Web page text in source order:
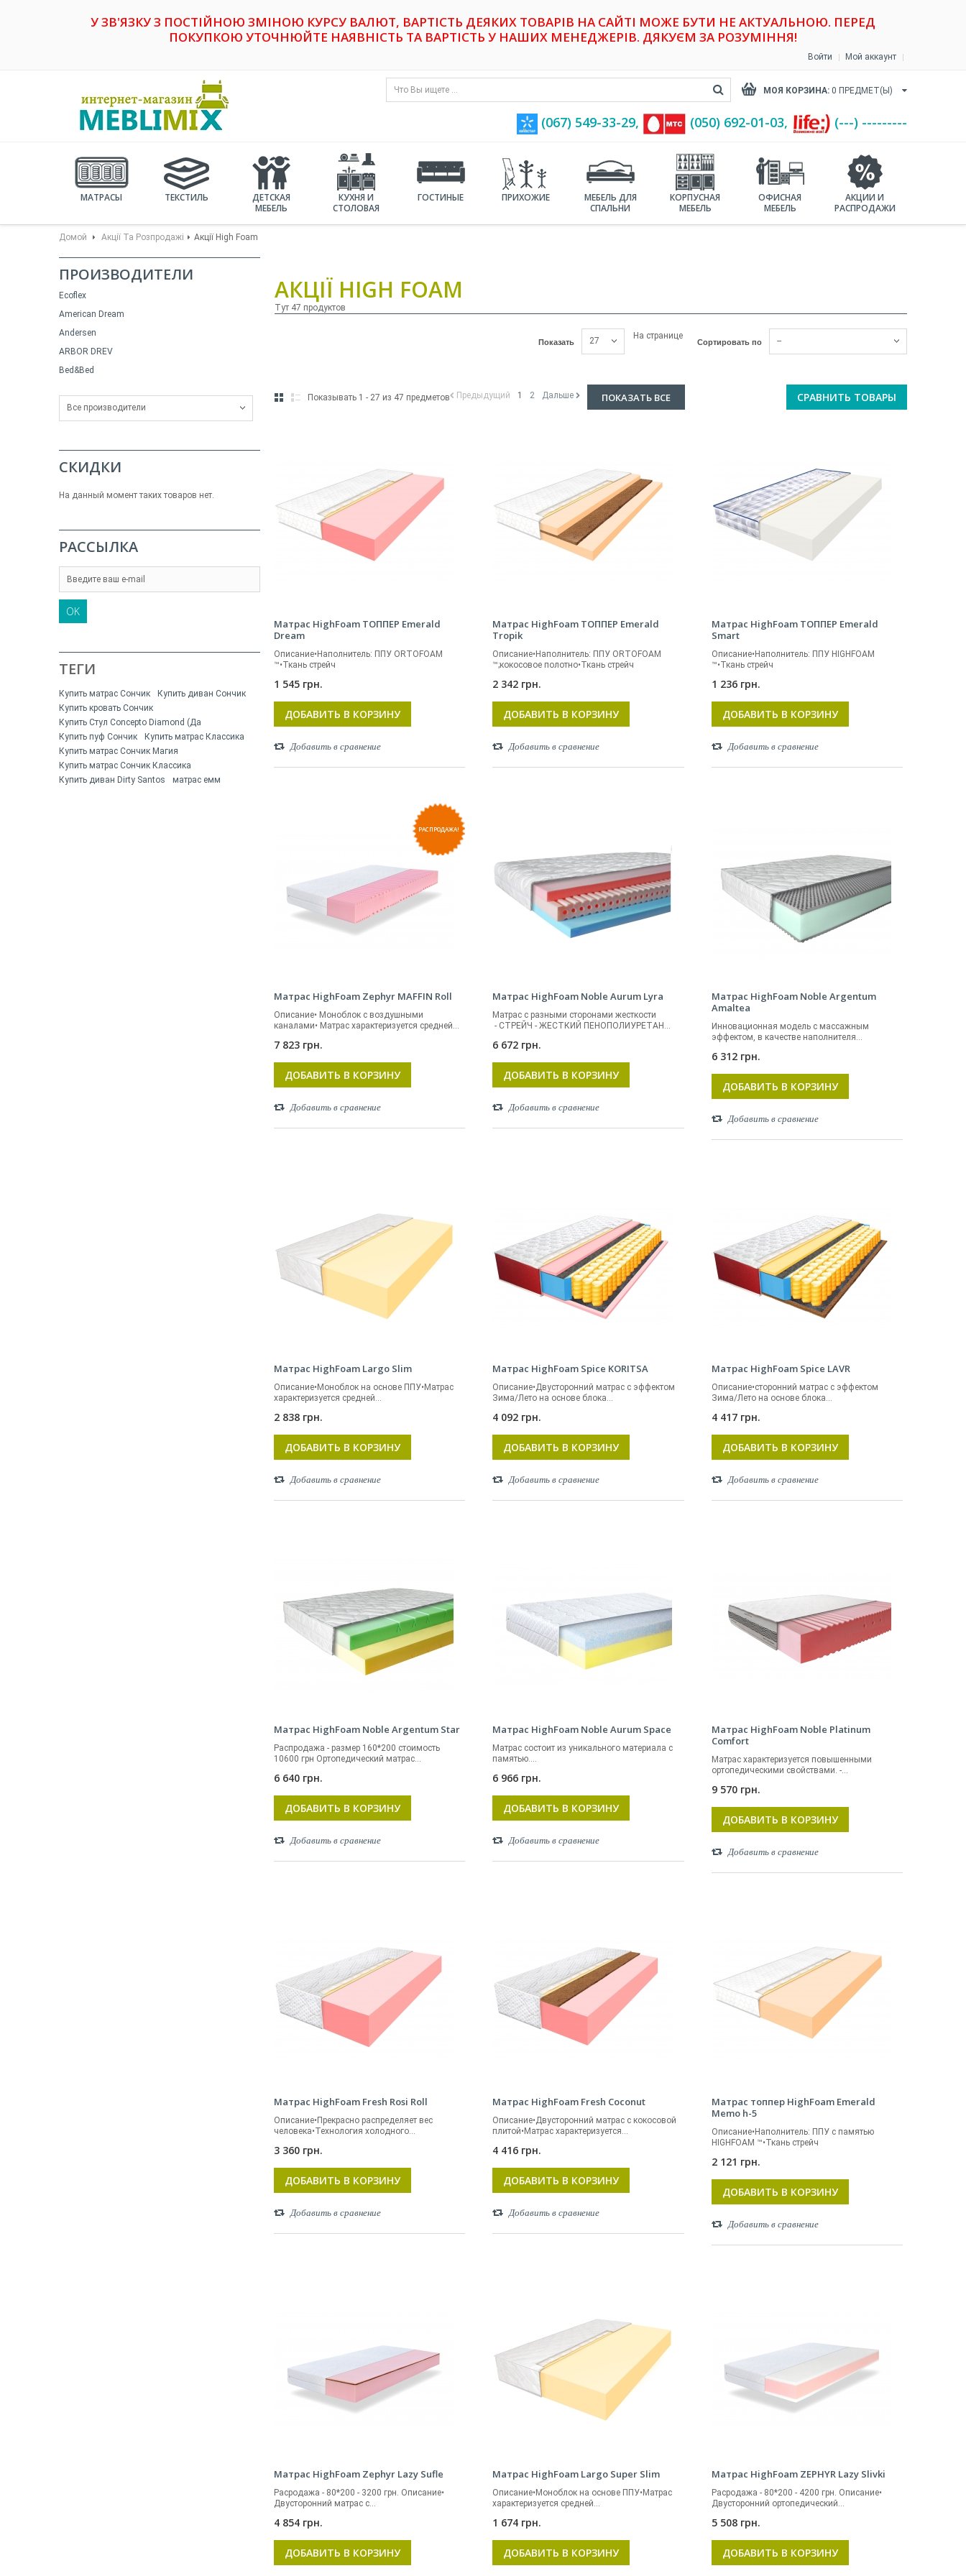
У ЗВ'ЯЗКУ З ПОСТІЙНОЮ ЗМІНОЮ КУРСУ ВАЛЮТ, ВАРТІСТЬ ДЕЯКИХ ТОВАРІВ НА САЙТІ МОЖЕ БУТИ НЕ АКТУАЛЬНОЮ. ПЕРЕД
ПОКУПКОЮ УТОЧНЮЙТЕ НАЯВНІСТЬ ТА ВАРТІСТЬ У НАШИХ МЕНЕДЖЕРІВ. ДЯКУЄМ ЗА РОЗУМІННЯ!
Войти Мой аккаунт
МОЯ КОРЗИНА: 0 ПРЕДМЕТ(Ы)
(067) 549-33-29, (‎050) 692-01-03, (---) ---------
МАТРАСЫ ТЕКСТИЛЬ
ДЕТСКАЯ
МЕБЕЛЬ
КУХНЯ И
СТОЛОВАЯ
ГОСТИНЫЕ ПРИХОЖИЕ
МЕБЕЛЬ ДЛЯ
СПАЛЬНИ
КОРПУСНАЯ
МЕБЕЛЬ
ОФИСНАЯ
МЕБЕЛЬ
АКЦИИ И
РАСПРОДАЖИ
Домой Акції Та Розпродажі Акції High Foam
ПРОИЗВОДИТЕЛИ
Ecoflex
American Dream
Andersen
ARBOR DREV
Bed&Bed
Все производители
СКИДКИ
На данный момент таких товаров нет.
РАССЫЛКА
OK
ТЕГИ
Купить матрас Сончик
Купить диван Сончик
Купить кровать Сончик
Купить Стул Concepto Diamond (Да
Купить пуф Сончик
Купить матрас Классика
Купить матрас Сончик Магия
Купить матрас Сончик Классика
Купить диван Dirty Santos
матрас емм
АКЦІЇ HIGH FOAM
Тут 47 продуктов
Сортировать по --
Показать 27 На странице
СРАВНИТЬ ТОВАРЫ
ПОКАЗАТЬ ВСЕ
Предыдущий 1 2 Дальше
Показывать 1 - 27 из 47 предметов
Матрас HighFoam ТОППЕР Emerald
Dream
Описание•Наполнитель: ППУ ORTOFOAM
™•Ткань стрейч
1 545 грн.
ДОБАВИТЬ В КОРЗИНУ
Добавить в сравнение
Матрас HighFoam ТОППЕР Emerald
Tropik
Описание•Наполнитель: ППУ ORTOFOAM
™;кокосовое полотно•Ткань стрейч
2 342 грн.
ДОБАВИТЬ В КОРЗИНУ
Добавить в сравнение
Матрас HighFoam ТОППЕР Emerald
Smart
Описание•Наполнитель: ППУ HIGHFOAM
™•Ткань стрейч
1 236 грн.
ДОБАВИТЬ В КОРЗИНУ
Добавить в сравнение
РАСПРОДАЖА!
Матрас HighFoam Zephyr MAFFIN Roll
Описание• Моноблок с воздушными
каналами• Матрас характеризуется средней...
7 823 грн.
ДОБАВИТЬ В КОРЗИНУ
Добавить в сравнение
Матрас HighFoam Noble Aurum Lyra
Матрас с разными сторонами жесткости
- СТРЕЙЧ - ЖЕСТКИЙ ПЕНОПОЛИУРЕТАН...
6 672 грн.
ДОБАВИТЬ В КОРЗИНУ
Добавить в сравнение
Матрас HighFoam Noble Argentum
Amaltea
Инновационная модель с массажным
эффектом, в качестве наполнителя...
6 312 грн.
ДОБАВИТЬ В КОРЗИНУ
Добавить в сравнение
Матрас HighFoam Largo Slim
Описание•Моноблок на основе ППУ•Матрас
характеризуется средней...
2 838 грн.
ДОБАВИТЬ В КОРЗИНУ
Добавить в сравнение
Матрас HighFoam Spice KORITSA
Описание•Двусторонний матрас с эффектом
Зима/Лето на основе блока...
4 092 грн.
ДОБАВИТЬ В КОРЗИНУ
Добавить в сравнение
Матрас HighFoam Spice LAVR
Описание•сторонний матрас с эффектом
Зима/Лето на основе блока...
4 417 грн.
ДОБАВИТЬ В КОРЗИНУ
Добавить в сравнение
Матрас HighFoam Noble Argentum Star
Распродажа - размер 160*200 стоимость
10600 грн Ортопедический матрас...
6 640 грн.
ДОБАВИТЬ В КОРЗИНУ
Добавить в сравнение
Матрас HighFoam Noble Aurum Space
Матрас состоит из уникального материала с
памятью....
6 966 грн.
ДОБАВИТЬ В КОРЗИНУ
Добавить в сравнение
Матрас HighFoam Noble Platinum
Comfort
Матрас характеризуется повышенными
ортопедическими свойствами. -...
9 570 грн.
ДОБАВИТЬ В КОРЗИНУ
Добавить в сравнение
Матрас HighFoam Fresh Rosi Roll
Описание•Прекрасно распределяет вес
человека•Технология холодного...
3 360 грн.
ДОБАВИТЬ В КОРЗИНУ
Добавить в сравнение
Матрас HighFoam Fresh Coconut
Описание•Двусторонний матрас c кокосовой
плитой•Матрас характеризуется...
4 416 грн.
ДОБАВИТЬ В КОРЗИНУ
Добавить в сравнение
Матрас топпер HighFoam Emerald
Memo h-5
Описание•Наполнитель: ППУ с памятью
HIGHFOAM ™•Ткань стрейч
2 121 грн.
ДОБАВИТЬ В КОРЗИНУ
Добавить в сравнение
Матрас HighFoam Zephyr Lazy Sufle
Расродажа - 80*200 - 3200 грн. Описание•
Двусторонний матрас с...
4 854 грн.
ДОБАВИТЬ В КОРЗИНУ
Матрас HighFoam Largo Super Slim
Описание•Моноблок на основе ППУ•Матрас
характеризуется средней...
1 674 грн.
ДОБАВИТЬ В КОРЗИНУ
Матрас HighFoam ZEPHYR Lazy Slivki
Расродажа - 80*200 - 4200 грн. Описание•
Двусторонний ортопедический...
5 508 грн.
ДОБАВИТЬ В КОРЗИНУ